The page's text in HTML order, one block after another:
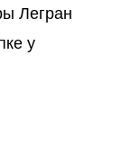
Легран
у